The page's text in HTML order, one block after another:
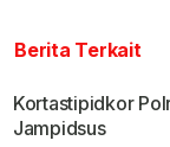
Berita Terkait
Kortastipidkor
Jampidsus